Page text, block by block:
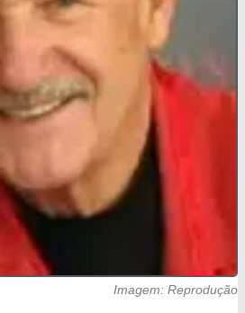
Imagem: Reprodução